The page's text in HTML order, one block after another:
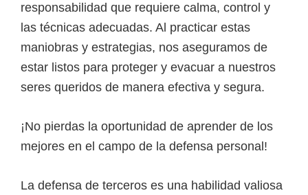
responsabilidad que requiere calma, control y
las técnicas adecuadas. Al practicar estas
maniobras y estrategias, nos aseguramos de
estar listos para proteger y evacuar a nuestros
seres queridos de manera efectiva y segura.
¡No pierdas la oportunidad de aprender de los
mejores en el campo de la defensa personal!
La defensa de terceros es una habilidad valiosa